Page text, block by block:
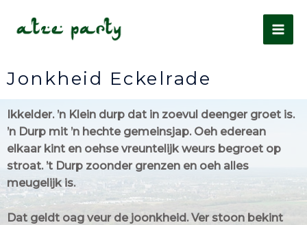
Jonkheid Eckelrade
Ikkelder. ’n Klein durp dat in zoevul deenger groet is.
’n Durp mit ’n hechte gemeinsjap. Oeh ederean
elkaar kint en oehse vreuntelijk weurs begroet op
stroat. ’t Durp zoonder grenzen en oeh alles
meugelijk is.
Dat geldt oag veur de joonkheid. Ver stoon bekint